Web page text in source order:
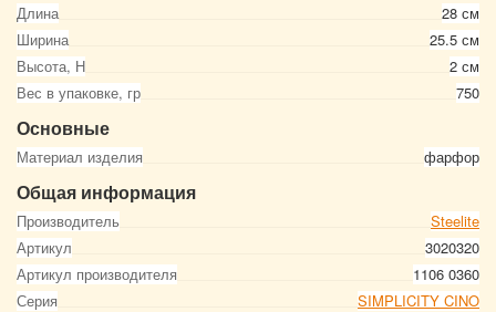
Длина
28 см
Ширина
25.5 см
Высота, Н
2 см
Вес в упаковке, гр
750
Основные
Материал изделия фарфор
Общая информация
Производитель
Steelite
Артикул
3020320
Артикул производителя
1106 0360
Серия
SIMPLICITY CINO